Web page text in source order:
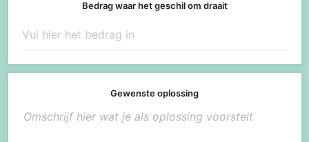
Bedrag waar het geschil om draait
Gewenste oplossing